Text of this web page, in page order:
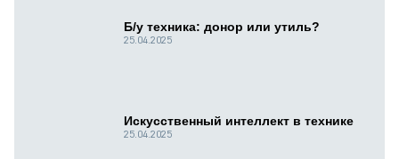
Б/у техника: донор или утиль?
25.04.2025
Искусственный интеллект в технике
25.04.2025